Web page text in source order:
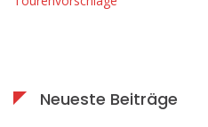
Neueste Beiträge